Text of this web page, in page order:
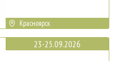
Красноярск
23-25.09.2026